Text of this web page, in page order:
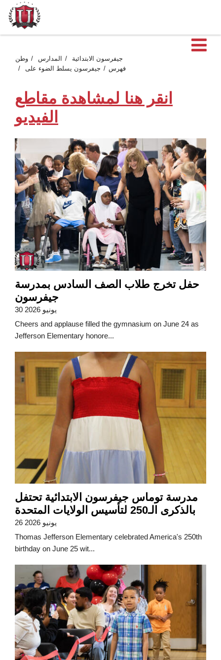
وطن المدارس
جيفرسون الابتدائية
جيفرسون يسلط الضوء على
فهرس
انقر هنا لمشاهدة مقاطع
الفيديو
حفل تخرج طلاب الصف السادس بمدرسة
جيفرسون
30 يونيو 2026
Cheers and applause filled the gymnasium on June 24 as
Jefferson Elementary honore...
مدرسة توماس جيفرسون الابتدائية تحتفل
بالذكرى الـ250 لتأسيس الولايات المتحدة
26 يونيو 2026
Thomas Jefferson Elementary celebrated America's 250th
birthday on June 25 wit...